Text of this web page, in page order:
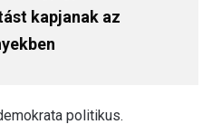
kapjanak az
politikus.